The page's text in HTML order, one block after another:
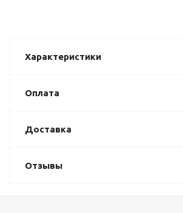
Характеристики
Оплата
Доставка
Отзывы